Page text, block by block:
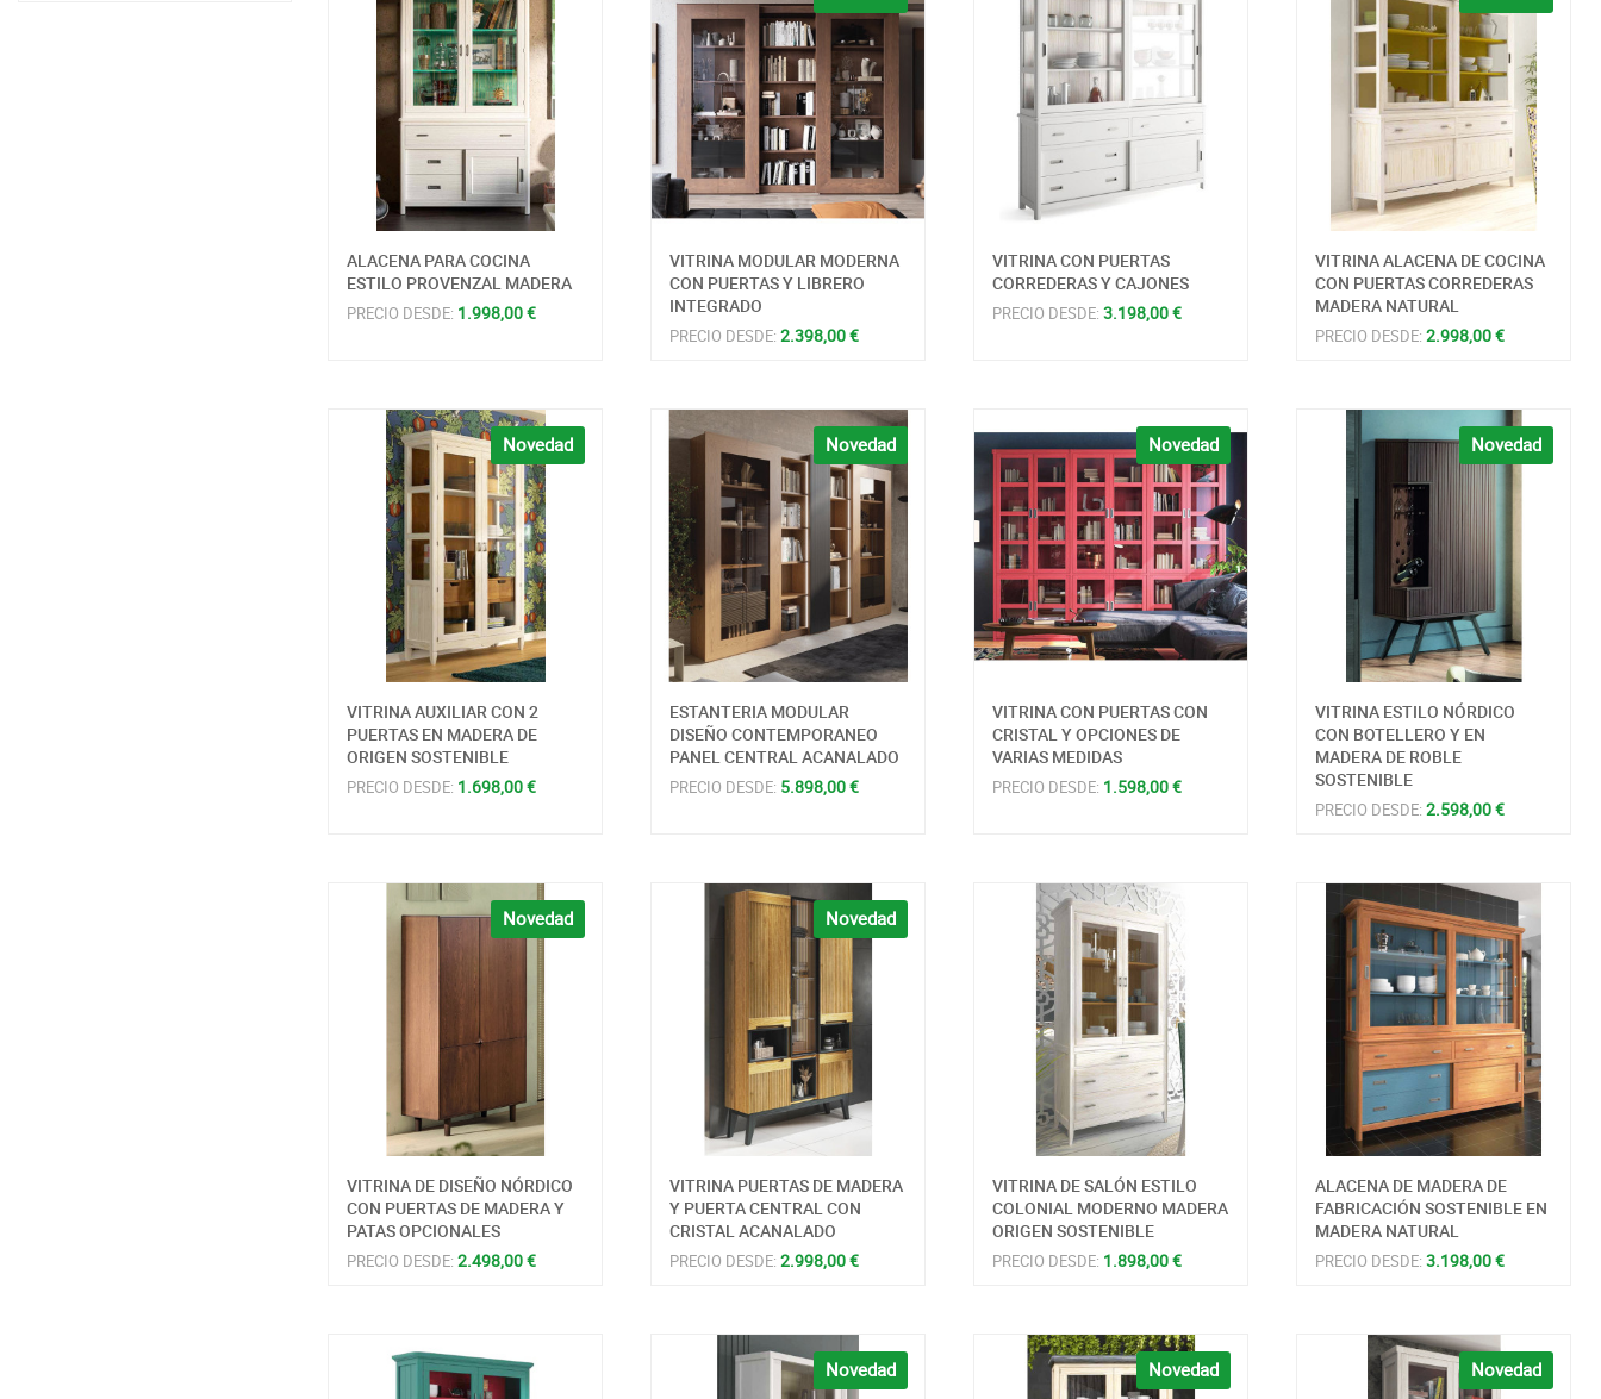
ALACENA PARA COCINA
ESTILO PROVENZAL MADERA
PRECIO DESDE: 1.998,00 €
VITRINA MODULAR MODERNA
CON PUERTAS Y LIBRERO
INTEGRADO
PRECIO DESDE: 2.398,00 €
VITRINA CON PUERTAS
CORREDERAS Y CAJONES
PRECIO DESDE: 3.198,00 €
VITRINA ALACENA DE COCINA
CON PUERTAS CORREDERAS
MADERA NATURAL
PRECIO DESDE: 2.998,00 €
Novedad
VITRINA AUXILIAR CON 2
PUERTAS EN MADERA DE
ORIGEN SOSTENIBLE
PRECIO DESDE: 1.698,00 €
Novedad
ESTANTERIA MODULAR
DISEÑO CONTEMPORANEO
PANEL CENTRAL ACANALADO
PRECIO DESDE: 5.898,00 €
Novedad
VITRINA CON PUERTAS CON
CRISTAL Y OPCIONES DE
VARIAS MEDIDAS
PRECIO DESDE: 1.598,00 €
Novedad
VITRINA ESTILO NÓRDICO
CON BOTELLERO Y EN
MADERA DE ROBLE
SOSTENIBLE
PRECIO DESDE: 2.598,00 €
Novedad
VITRINA DE DISEÑO NÓRDICO
CON PUERTAS DE MADERA Y
PATAS OPCIONALES
PRECIO DESDE: 2.498,00 €
Novedad
VITRINA PUERTAS DE MADERA
Y PUERTA CENTRAL CON
CRISTAL ACANALADO
PRECIO DESDE: 2.998,00 €
VITRINA DE SALÓN ESTILO
COLONIAL MODERNO MADERA
ORIGEN SOSTENIBLE
PRECIO DESDE: 1.898,00 €
ALACENA DE MADERA DE
FABRICACIÓN SOSTENIBLE EN
MADERA NATURAL
PRECIO DESDE: 3.198,00 €
Novedad Novedad Novedad